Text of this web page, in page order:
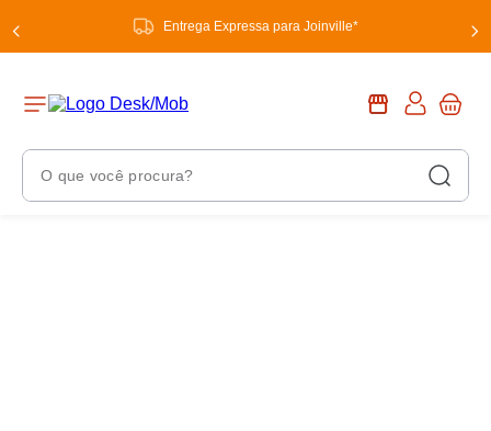
Entrega Expressa para Joinville*
O que você procura?